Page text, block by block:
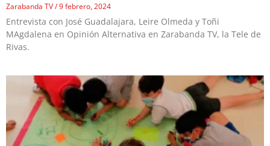
Zarabanda TV 9 febrero, 2024
Entrevista con José Guadalajara, Leire Olmeda y Toñi
MAgdalena en Opinión Alternativa en Zarabanda TV, la Tele de
Rivas.